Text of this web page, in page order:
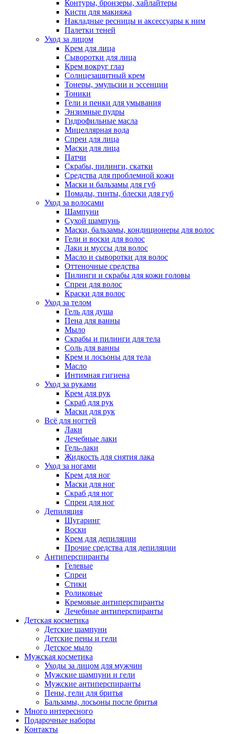
Контуры, бронзеры, хайлайтеры
Кисти для макияжа
Накладные ресницы и аксессуары к ним
Палетки теней
Уход за лицом
Крем для лица
Сыворотки для лица
Крем вокруг глаз
Солнцезащитный крем
Тонеры, эмульсии и эссенции
Тоники
Гели и пенки для умывания
Энзимные пудры
Гидрофильные масла
Мицеллярная вода
Спреи для лица
Маски для лица
Патчи
Скрабы, пилинги, скатки
Средства для проблемной кожи
Маски и бальзамы для губ
Помады, тинты, блески для губ
Уход за волосами
Шампуни
Сухой шампунь
Маски, бальзамы, кондиционеры для волос
Гели и воски для волос
Лаки и муссы для волос
Масло и сыворотки для волос
Оттеночные средства
Пилинги и скрабы для кожи головы
Спреи для волос
Краски для волос
Уход за телом
Гель для душа
Пена для ванны
Мыло
Скрабы и пилинги для тела
Соль для ванны
Крем и лосьоны для тела
Масло
Интимная гигиена
Уход за руками
Крем для рук
Скраб для рук
Маски для рук
Всё для ногтей
Лаки
Лечебные лаки
Гель-лаки
Жидкость для снятия лака
Уход за ногами
Крем для ног
Маски для ног
Скраб для ног
Спреи для ног
Депиляция
Шугаринг
Воски
Крем для депиляции
Прочие средства для депиляции
Антиперспиранты
Гелевые
Спреи
Стики
Роликовые
Кремовые антиперспиранты
Лечебные антиперспиранты
Детская косметика
Детские шампуни
Детские пены и гели
Детское мыло
Мужская косметика
Уходы за лицом для мужчин
Мужские шампуни и гели
Мужские антиперспиранты
Пены, гели для бритья
Бальзамы, лосьоны после бритья
Много интересного
Подарочные наборы
Контакты